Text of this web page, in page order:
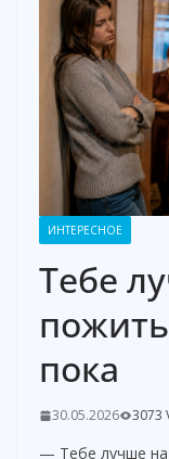
ИНТЕРЕСНОЕ
Тебе
пока
30.05.2026 3073
— Тебе лучше на